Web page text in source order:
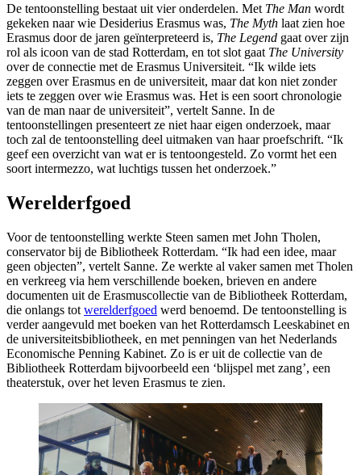
De tentoonstelling bestaat uit vier onderdelen. Met The Man wordt
gekeken naar wie Desiderius Erasmus was, The Myth laat zien hoe
Erasmus door de jaren geïnterpreteerd is, The Legend gaat over zijn
rol als icoon van de stad Rotterdam, en tot slot gaat The University
over de connectie met de Erasmus Universiteit. “Ik wilde iets
zeggen over Erasmus en de universiteit, maar dat kon niet zonder
iets te zeggen over wie Erasmus was. Het is een soort chronologie
van de man naar de universiteit”, vertelt Sanne. In de
tentoonstellingen presenteert ze niet haar eigen onderzoek, maar
toch zal de tentoonstelling deel uitmaken van haar proefschrift. “Ik
geef een overzicht van wat er is tentoongesteld. Zo vormt het een
soort intermezzo, wat luchtigs tussen het onderzoek.”
Werelderfgoed
Voor de tentoonstelling werkte Steen samen met John Tholen,
conservator bij de Bibliotheek Rotterdam. “Ik had een idee, maar
geen objecten”, vertelt Sanne. Ze werkte al vaker samen met Tholen
en verkreeg via hem verschillende boeken, brieven en andere
documenten uit de Erasmuscollectie van de Bibliotheek Rotterdam,
die onlangs tot werelderfgoed werd benoemd. De tentoonstelling is
verder aangevuld met boeken van het Rotterdamsch Leeskabinet en
de universiteitsbibliotheek, en met penningen van het Nederlands
Economische Penning Kabinet. Zo is er uit de collectie van de
Bibliotheek Rotterdam bijvoorbeeld een ‘blijspel met zang’, een
theaterstuk, over het leven Erasmus te zien.